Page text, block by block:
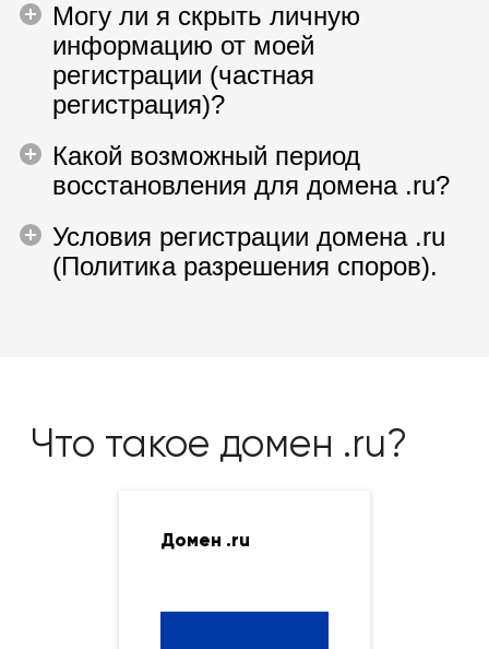
Могу ли я скрыть личную
информацию от моей
регистрации (частная
регистрация)?
Какой возможный период
восстановления для домена .ru?
Условия регистрации домена .ru
(Политика разрешения споров).
Что такое домен .ru?
Домен .ru